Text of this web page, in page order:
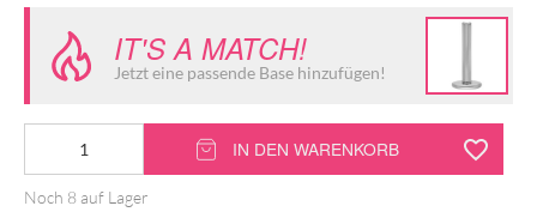
IT'S A MATCH!
Jetzt eine passende Base hinzufügen!
Gold
Push-
IN DEN WARENKORB
Noch 8 auf Lager